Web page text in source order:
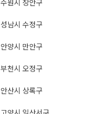
수원시 장안구
성남시 수정구
안양시 만안구
부천시 오정구
안산시 상록구